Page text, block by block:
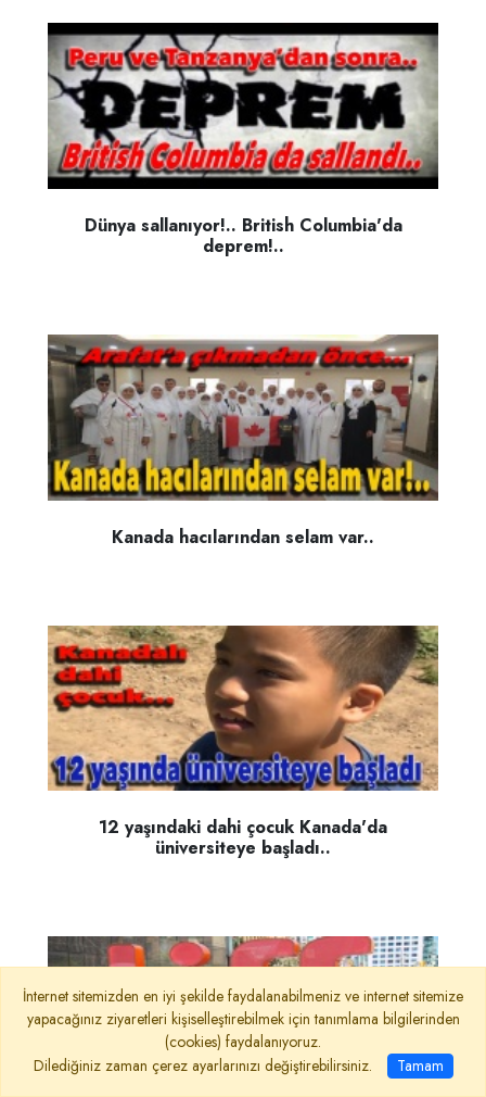
Dünya sallanıyor!.. British Columbia'da
deprem!..
Kanada hacılarından selam var..
12 yaşındaki dahi çocuk Kanada'da
üniversiteye başladı..
İnternet sitemizden en iyi şekilde faydalanabilmeniz ve internet sitemize
yapacağınız ziyaretleri kişiselleştirebilmek için tanımlama bilgilerinden
(cookies) faydalanıyoruz.
Dilediğiniz zaman çerez ayarlarınızı değiştirebilirsiniz.
Tamam